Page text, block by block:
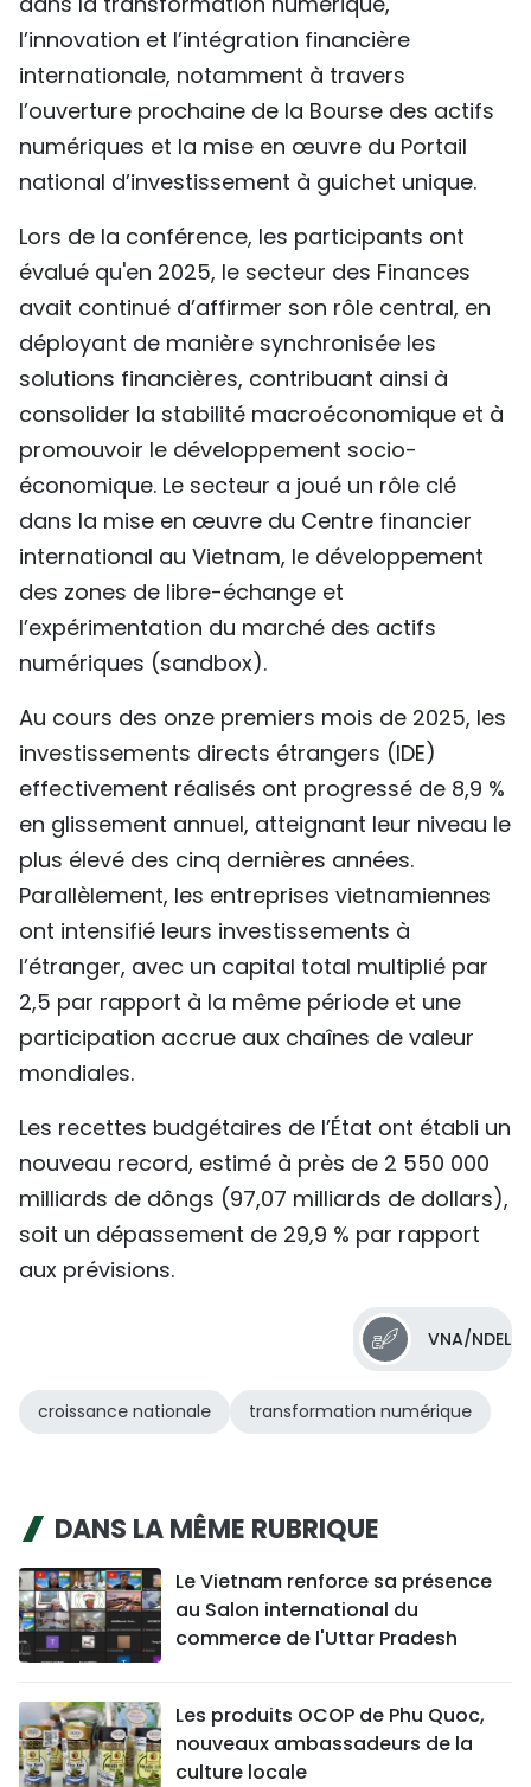
l’innovation et l’intégration financière
internationale, notamment à travers
l’ouverture prochaine de la Bourse des actifs
numériques et la mise en œuvre du Portail
national d’investissement à guichet unique.
Lors de la conférence, les participants ont
évalué qu'en 2025, le secteur des Finances
avait continué d’affirmer son rôle central, en
déployant de manière synchronisée les
solutions financières, contribuant ainsi à
consolider la stabilité macroéconomique et à
promouvoir le développement socio-
économique. Le secteur a joué un rôle clé
dans la mise en œuvre du Centre financier
international au Vietnam, le développement
des zones de libre-échange et
l’expérimentation du marché des actifs
numériques (sandbox).
Au cours des onze premiers mois de 2025, les
investissements directs étrangers (IDE)
effectivement réalisés ont progressé de 8,9 %
en glissement annuel, atteignant leur niveau le
plus élevé des cinq dernières années.
Parallèlement, les entreprises vietnamiennes
ont intensifié leurs investissements à
l’étranger, avec un capital total multiplié par
2,5 par rapport à la même période et une
participation accrue aux chaînes de valeur
mondiales.
Les recettes budgétaires de l’État ont établi un
nouveau record, estimé à près de 2 550 000
milliards de dôngs (97,07 milliards de dollars),
soit un dépassement de 29,9 % par rapport
aux prévisions.
VNA/NDEL
croissance nationale transformation numérique
DANS LA MÊME RUBRIQUE
Le Vietnam renforce sa présence
au Salon international du
commerce de l'Uttar Pradesh
Les produits OCOP de Phu Quoc,
nouveaux ambassadeurs de la
culture locale